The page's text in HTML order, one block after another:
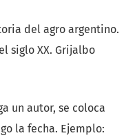
del agro argentino.
siglo XX. Grijalbo
un autor, se coloca
la fecha. Ejemplo: